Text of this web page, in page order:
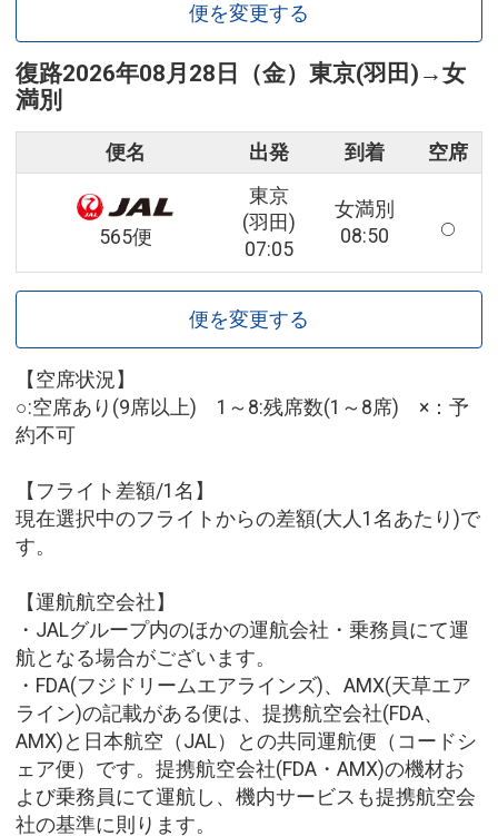
便を変更する
復路2026年08月28日（金） 東京(羽田) →女
満別
便名 出発 到着 空席
565便
東京
(羽田)
07:05
女満別
08:50
便を変更する
【空席状況】
○:空席あり(9席以上) 1～8:残席数(1～8席) ×：予
約不可
【フライト差額/1名】
現在選択中のフライトからの差額(大人1名あたり)で
す。
【運航航空会社】
・JALグループ内のほかの運航会社・乗務員にて運
航となる場合がございます。
・FDA(フジドリームエアラインズ)、AMX(天草エア
ライン)の記載がある便は、提携航空会社(FDA、
AMX)と日本航空（JAL）との共同運航便（コードシ
ェア便）です。提携航空会社(FDA・AMX)の機材お
よび乗務員にて運航し、機内サービスも提携航空会
社の基準に則ります。